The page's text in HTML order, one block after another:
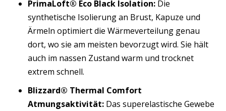
PrimaLoft® Eco Black Isolation: Die
synthetische Isolierung an Brust, Kapuze und
Ärmeln optimiert die Wärmeverteilung genau
dort, wo sie am meisten bevorzugt wird. Sie hält
auch im nassen Zustand warm und trocknet
extrem schnell.
Blizzard® Thermal Comfort
Atmungsaktivität: Das superelastische Gewebe